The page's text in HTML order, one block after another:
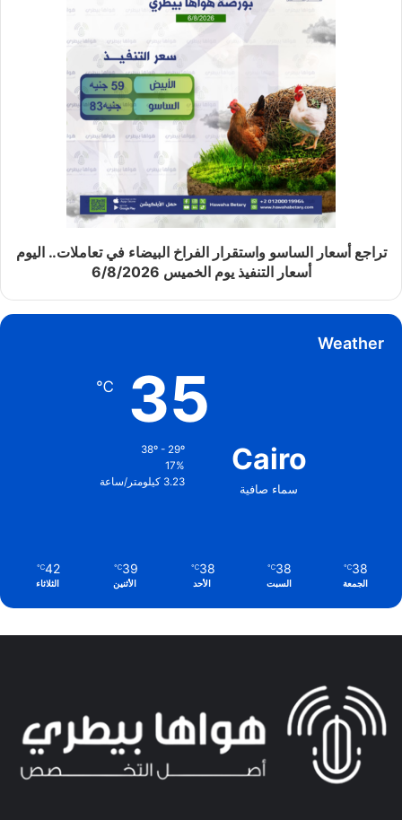
تراجع أسعار الساسو واستقرار الفراخ البيضاء في تعاملات.. اليوم
أسعار التنفيذ يوم الخميس 6/8/2026
Weather
Cairo
سماء صافية
35
℃
38º - 29º
17%
3.23 كيلومتر/ساعة
38
℃
الجمعة
38
℃
السبت
38
℃
الأحد
39
℃
الأثنين
42
℃
الثلاثاء